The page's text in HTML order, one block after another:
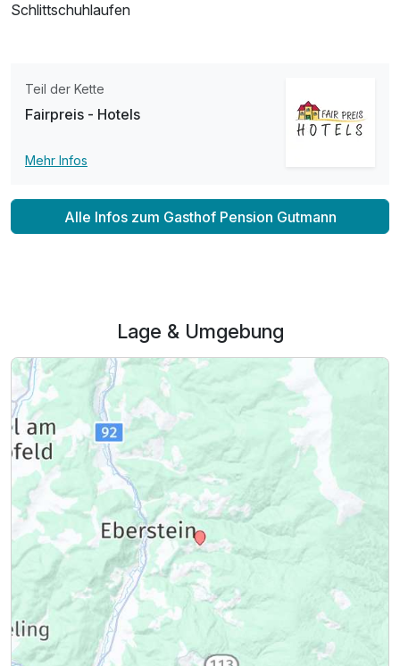
Schlittschuhlaufen
Teil der Kette
Fairpreis - Hotels
Mehr Infos
Alle Infos zum Gasthof Pension Gutmann
Lage & Umgebung